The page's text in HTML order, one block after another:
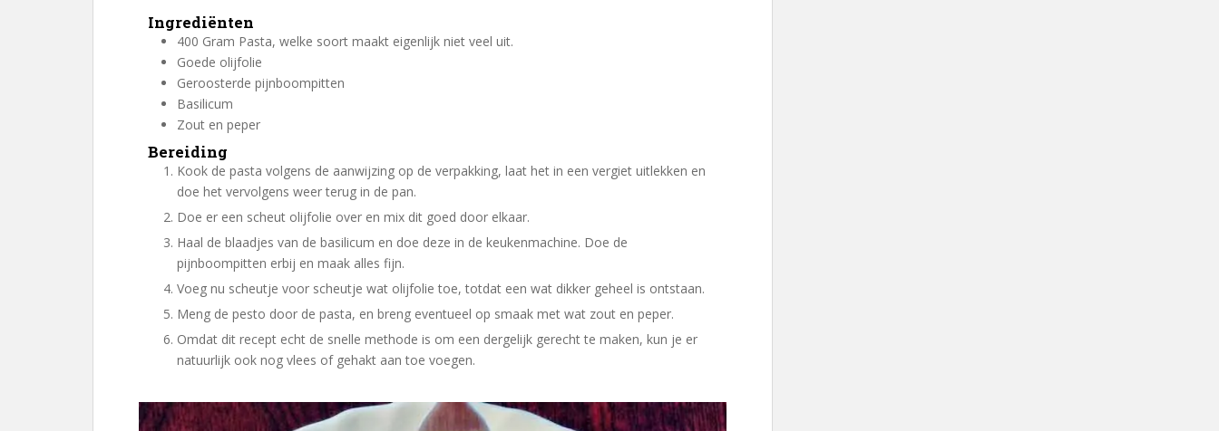
Ingrediënten
400 Gram Pasta, welke soort maakt eigenlijk niet veel uit.
Goede olijfolie
Geroosterde pijnboompitten
Basilicum
Zout en peper
Bereiding
Kook de pasta volgens de aanwijzing op de verpakking, laat het in een vergiet uitlekken en
doe het vervolgens weer terug in de pan.
Doe er een scheut olijfolie over en mix dit goed door elkaar.
Haal de blaadjes van de basilicum en doe deze in de keukenmachine. Doe de
pijnboompitten erbij en maak alles fijn.
Voeg nu scheutje voor scheutje wat olijfolie toe, totdat een wat dikker geheel is ontstaan.
Meng de pesto door de pasta, en breng eventueel op smaak met wat zout en peper.
Omdat dit recept echt de snelle methode is om een dergelijk gerecht te maken, kun je er
natuurlijk ook nog vlees of gehakt aan toe voegen.